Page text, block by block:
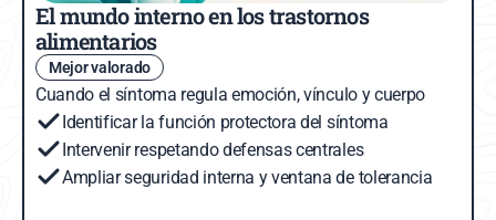
Mejor valorado
El mundo interno en los trastornos
alimentarios
Cuando el síntoma regula emoción, vínculo y cuerpo
Identificar la función protectora del síntoma
Intervenir respetando defensas centrales
Ampliar seguridad interna y ventana de tolerancia